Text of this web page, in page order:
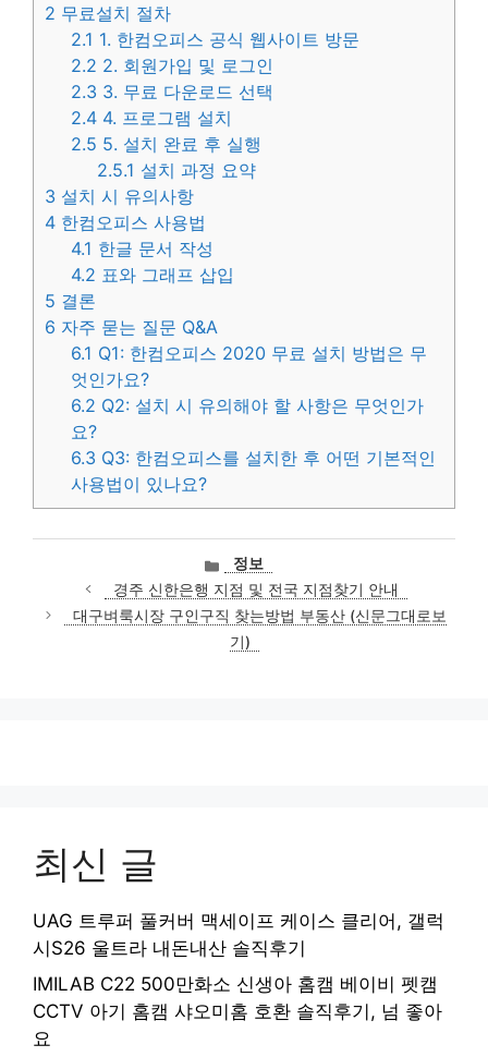
2 무료설치 절차
2.1 1. 한컴오피스 공식 웹사이트 방문
2.2 2. 회원가입 및 로그인
2.3 3. 무료 다운로드 선택
2.4 4. 프로그램 설치
2.5 5. 설치 완료 후 실행
2.5.1 설치 과정 요약
3 설치 시 유의사항
4 한컴오피스 사용법
4.1 한글 문서 작성
4.2 표와 그래프 삽입
5 결론
6 자주 묻는 질문 Q&A
6.1 Q1: 한컴오피스 2020 무료 설치 방법은 무
엇인가요?
6.2 Q2: 설치 시 유의해야 할 사항은 무엇인가
요?
6.3 Q3: 한컴오피스를 설치한 후 어떤 기본적인
사용법이 있나요?
카
테
고
리
정보
경주 신한은행 지점 및 전국 지점찾기 안내
대구벼룩시장 구인구직 찾는방법 부동산 (신문그대로보
기)
최신 글
UAG 트루퍼 풀커버 맥세이프 케이스 클리어, 갤럭
시S26 울트라 내돈내산 솔직후기
IMILAB C22 500만화소 신생아 홈캠 베이비 펫캠
CCTV 아기 홈캠 샤오미홈 호환 솔직후기, 넘 좋아
요